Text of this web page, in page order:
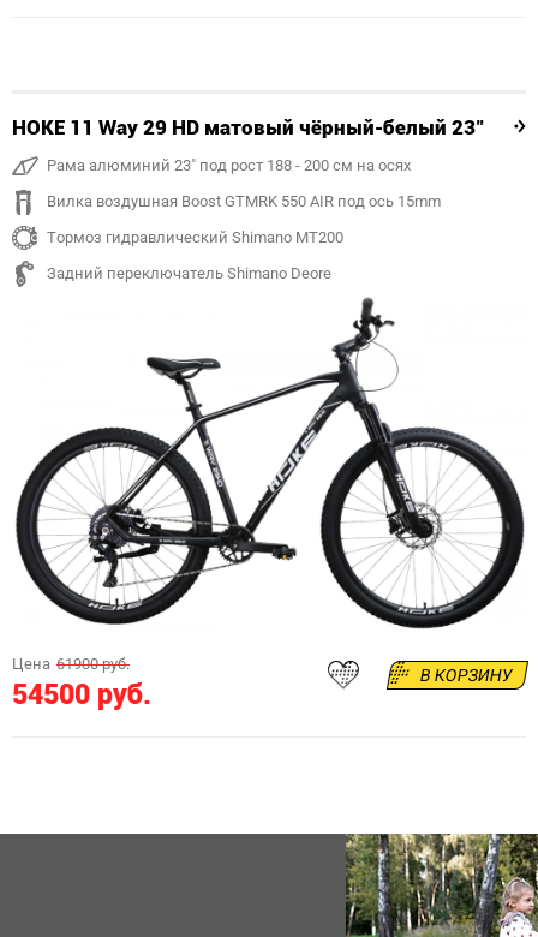
HOKE 11 Way 29 HD матовый чёрный-белый 23"
Рама алюминий 23" под рост 188 - 200 см на осях
Вилка воздушная Boost GTMRK 550 AIR под ось 15mm
Тормоз гидравлический Shimano MT200
Задний переключатель Shimano Deore
Цена 61900 руб.
54500 руб.
В КОРЗИНУ